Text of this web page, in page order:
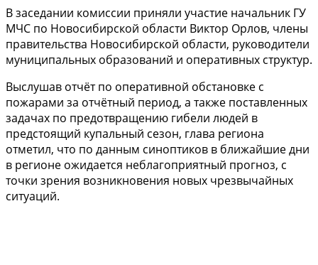
В заседании комиссии приняли участие начальник ГУ
МЧС по Новосибирской области Виктор Орлов, члены
правительства Новосибирской области, руководители
муниципальных образований и оперативных структур.
Выслушав отчёт по оперативной обстановке с
пожарами за отчётный период, а также поставленных
задачах по предотвращению гибели людей в
предстоящий купальный сезон, глава региона
отметил, что по данным синоптиков в ближайшие дни
в регионе ожидается неблагоприятный прогноз, с
точки зрения возникновения новых чрезвычайных
ситуаций.